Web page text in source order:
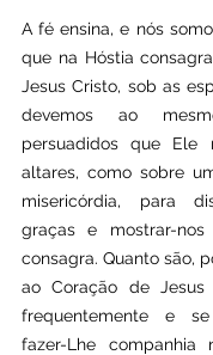
A fé ensina, e nós
que na Hóstia
Jesus Cristo, sob as
devemos ao
persuadidos que Ele
altares, como sobre
misericórdia, para
graças e mostrar-
consagra. Quanto são,
ao Coração de
frequentemente e
fazer-Lhe companhia